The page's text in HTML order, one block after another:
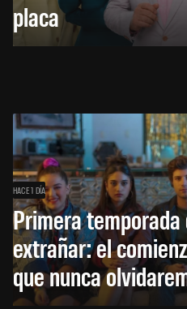
placa
HACE 1 DÍA
Primera
extrañar: el
que nunca